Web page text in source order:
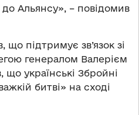
Альянсу», – повідомив
що підтримує зв’язок зі
генералом Валерієм
українські Збройні
битві» на сході